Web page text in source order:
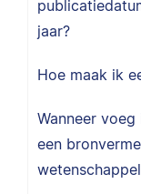
jaar?
Hoe maak ik
Wanneer
een